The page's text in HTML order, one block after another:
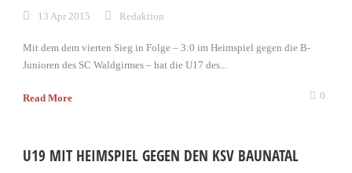
13 Apr 2015 Redaktion
Mit dem dem vierten Sieg in Folge – 3:0 im Heimspiel gegen die B-
Junioren des SC Waldgirmes – hat die U17 des...
Read More 0
U19 MIT HEIMSPIEL GEGEN DEN KSV BAUNATAL